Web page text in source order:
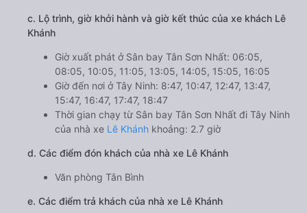
c. Lộ trình, giờ khởi hành và giờ kết thúc của xe khách Lê
Khánh
Giờ xuất phát ở Sân bay Tân Sơn Nhất: 06:05,
08:05, 10:05, 11:05, 13:05, 14:05, 15:05, 16:05
Giờ đến nơi ở Tây Ninh: 8:47, 10:47, 12:47, 13:47,
15:47, 16:47, 17:47, 18:47
Thời gian chạy từ Sân bay Tân Sơn Nhất đi Tây Ninh
của nhà xe Lê Khánh khoảng: 2.7 giờ
d. Các điểm đón khách của nhà xe Lê Khánh
Văn phòng Tân Bình
e. Các điểm trả khách của nhà xe Lê Khánh